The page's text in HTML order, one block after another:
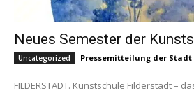
Neues Semester der
Uncategorized Pressemitteilung der
FILDERSTADT. Kunstschule Filderstadt –